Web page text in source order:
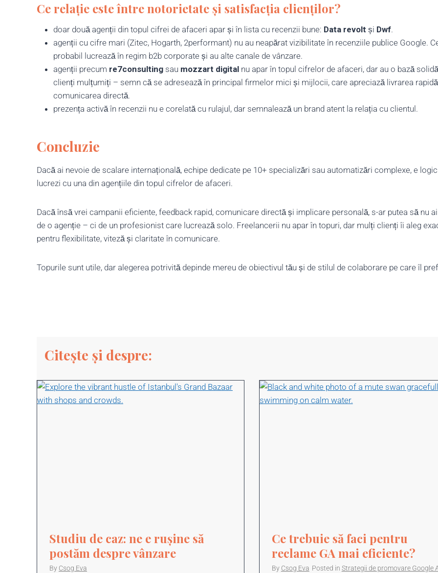
Ce relație este între notorietate și satisfacția clienților?
doar două agenții din topul cifrei de afaceri apar și în lista cu recenzii bune: Data revolt și Dwf.
agenții cu cifre mari (Zitec, Hogarth, 2performant) nu au neapărat vizibilitate în recenziile publice Google.
probabil lucrează în regim b2b corporate și au alte canale de vânzare.
agenții precum re7consulting sau mozzart digital nu apar în topul cifrelor de afaceri, dar au o bază
clienți mulțumiți – semn că se adresează în principal firmelor mici și mijlocii, care apreciază livrarea
comunicarea directă.
prezența activă în recenzii nu e corelată cu rulajul, dar semnalează un brand atent la relația cu clientul.
Concluzie
Dacă ai nevoie de scalare internațională, echipe dedicate pe 10+ specializări sau automatizări complexe, e
lucrezi cu una din agențiile din topul cifrelor de afaceri.
Dacă însă vrei campanii eficiente, feedback rapid, comunicare directă și implicare personală, s-ar putea să nu
de o agenție – ci de un profesionist care lucrează solo. Freelancerii nu apar în topuri, dar mulți clienți îi aleg
pentru flexibilitate, viteză și claritate în comunicare.
Topurile sunt utile, dar alegerea potrivită depinde mereu de obiectivul tău și de stilul de colaborare pe care îl
Citește și despre:
Studiu de caz: ne e rușine să
postăm despre vânzare
By Csog Eva
Ce trebuie să faci pentru
reclame GA mai eficiente?
By Csog Eva Posted in Strategii de promovare Google